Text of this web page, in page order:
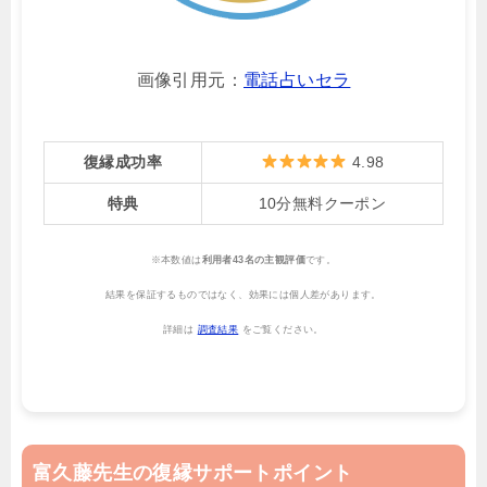
画像引用元： 電話占いセラ
復縁成功率 4.98
特典 10分無料クーポン
※本数値は 利用者43名の主観評価です。
結果を保証するものではなく、効果には個人差があります。
詳細は 調査結果 をご覧ください。
富久藤先生の復縁サポートポイント